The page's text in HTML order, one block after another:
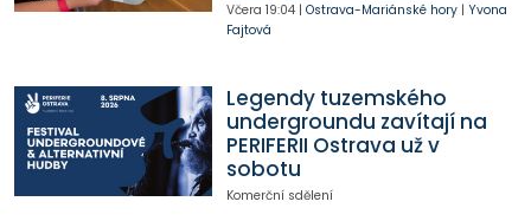
Včera 19:04| Ostrava-Mariánské hory| Yvona
Fajtová
Legendy tuzemského
undergroundu zavítají na
PERIFERII Ostrava už v
sobotu
Komerční sdělení